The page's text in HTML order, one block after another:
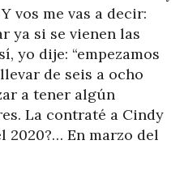
vos me vas a decir:
ya si se vienen las
yo dije: “empezamos
de seis a ocho
a tener algún
La contraté a Cindy
2020?… En marzo del